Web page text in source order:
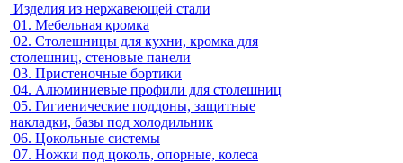
Изделия из нержавеющей стали
01. Мебельная кромка
02. Столешницы для кухни, кромка для
столешниц, стеновые панели
03. Пристеночные бортики
04. Алюминиевые профили для столешниц
05. Гигиенические поддоны, защитные
накладки, базы под холодильник
06. Цокольные системы
07. Ножки под цоколь, опорные, колеса